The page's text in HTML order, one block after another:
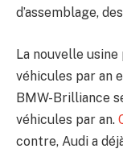
d’assemblage,
La nouvelle
véhicules par an
BMW-Brilliance
véhicules par an.
contre, Audi a